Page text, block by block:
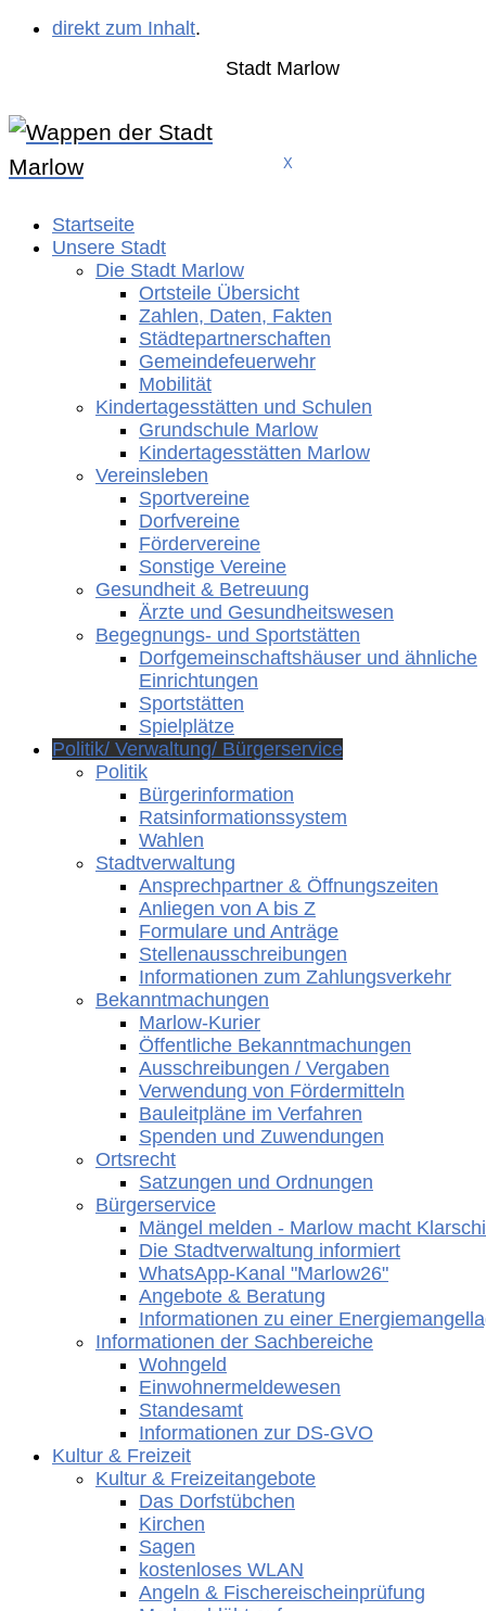
direkt zum Inhalt.
Stadt Marlow
X
Startseite
Unsere Stadt
Die Stadt Marlow
Ortsteile Übersicht
Zahlen, Daten, Fakten
Städtepartnerschaften
Gemeindefeuerwehr
Mobilität
Kindertagesstätten und Schulen
Grundschule Marlow
Kindertagesstätten Marlow
Vereinsleben
Sportvereine
Dorfvereine
Fördervereine
Sonstige Vereine
Gesundheit & Betreuung
Ärzte und Gesundheitswesen
Begegnungs- und Sportstätten
Dorfgemeinschaftshäuser und ähnliche
Einrichtungen
Sportstätten
Spielplätze
Politik/ Verwaltung/ Bürgerservice
Politik
Bürgerinformation
Ratsinformationssystem
Wahlen
Stadtverwaltung
Ansprechpartner & Öffnungszeiten
Anliegen von A bis Z
Formulare und Anträge
Stellenausschreibungen
Informationen zum Zahlungsverkehr
Bekanntmachungen
Marlow-Kurier
Öffentliche Bekanntmachungen
Ausschreibungen / Vergaben
Verwendung von Fördermitteln
Bauleitpläne im Verfahren
Spenden und Zuwendungen
Ortsrecht
Satzungen und Ordnungen
Bürgerservice
Mängel melden - Marlow macht
Die Stadtverwaltung informiert
WhatsApp-Kanal "Marlow26"
Angebote & Beratung
Informationen zu einer
Informationen der Sachbereiche
Wohngeld
Einwohnermeldewesen
Standesamt
Informationen zur DS-GVO
Kultur & Freizeit
Kultur & Freizeitangebote
Das Dorfstübchen
Kirchen
Sagen
kostenloses WLAN
Angeln & Fischereischeinprüfung